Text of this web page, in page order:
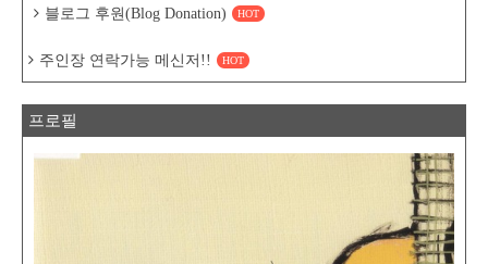
블로그 후원(Blog Donation) HOT
주인장 연락가능 메신저!! HOT
프로필